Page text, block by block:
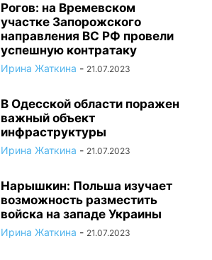
Рогов: на Времевском
участке Запорожского
направления ВС РФ провели
успешную контратаку
Ирина Жаткина - 21.07.2023
В Одесской области поражен
важный объект
инфраструктуры
Ирина Жаткина - 21.07.2023
Нарышкин: Польша изучает
возможность разместить
войска на западе Украины
Ирина Жаткина - 21.07.2023